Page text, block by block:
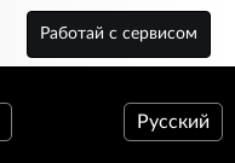
Работай с сервисом
Русский